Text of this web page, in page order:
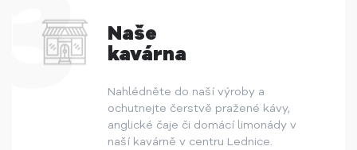
Naše
kavárna
Nahlédněte do naší výroby a
ochutnejte čerstvě pražené kávy,
anglické čaje či domácí limonády v
naší kavárně v centru Lednice.